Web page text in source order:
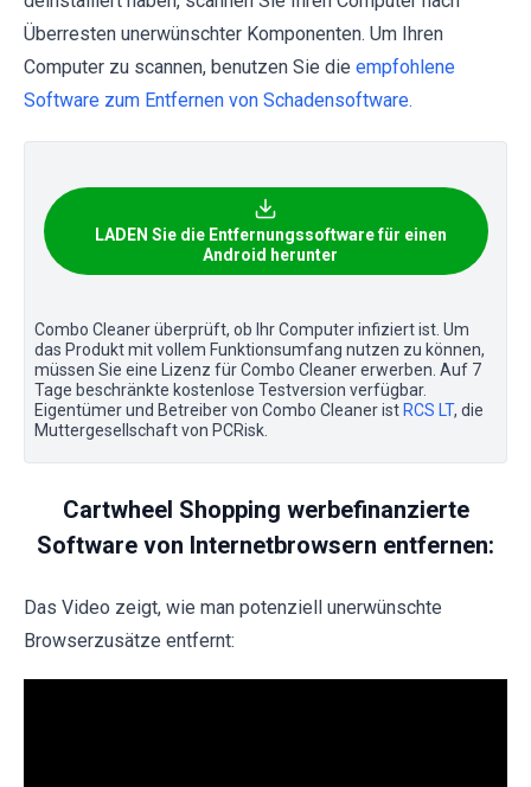
Überresten unerwünschter Komponenten. Um Ihren
Computer zu scannen, benutzen Sie die empfohlene
Software zum Entfernen von Schadensoftware.
LADEN Sie die Entfernungssoftware für einen
Android herunter
Combo Cleaner überprüft, ob Ihr Computer infiziert ist. Um
das Produkt mit vollem Funktionsumfang nutzen zu können,
müssen Sie eine Lizenz für Combo Cleaner erwerben. Auf 7
Tage beschränkte kostenlose Testversion verfügbar.
Eigentümer und Betreiber von Combo Cleaner ist RCS LT, die
Muttergesellschaft von PCRisk.
Cartwheel Shopping werbefinanzierte
Software von Internetbrowsern entfernen:
Das Video zeigt, wie man potenziell unerwünschte
Browserzusätze entfernt: